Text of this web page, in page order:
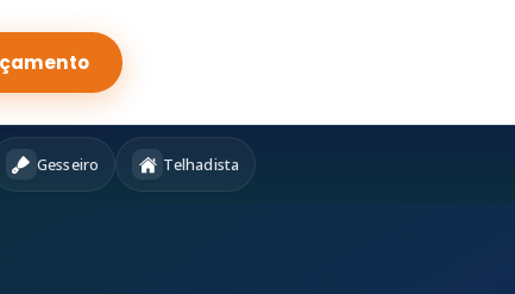
Gesseiro Telhadista